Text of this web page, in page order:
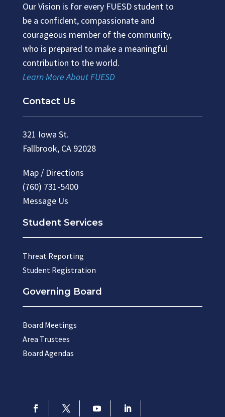
Our Vision is for every FUESD student to
be a confident, compassionate and
courageous member of the community,
who is prepared to make a meaningful
contribution to the world.
Learn More About FUESD
Contact Us
321 Iowa St.
Fallbrook, CA 92028
Map / Directions
(760) 731-5400
Message Us
Student Services
Threat Reporting
Student Registration
Governing Board
Board Meetings
Area Trustees
Board Agendas